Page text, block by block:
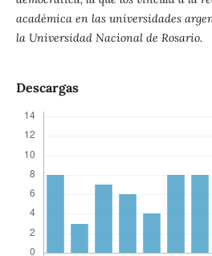
académica en las universidades
la Universidad Nacional de Rosario.
Descargas